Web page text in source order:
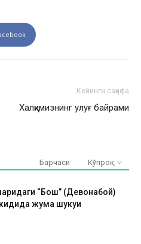
Кейинги саҳифа
Халқимизнинг улуғ байрами
Барчаси Кўпроқ
“Бош” (Девонабой)
жума шукуҳи